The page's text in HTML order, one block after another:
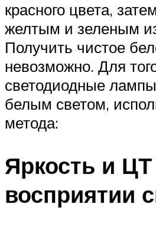
красного цвета,
желтым и зеленым
Получить чистое
невозможно. Для
светодиодные
белым светом,
метода:
Яркость и
восприятии